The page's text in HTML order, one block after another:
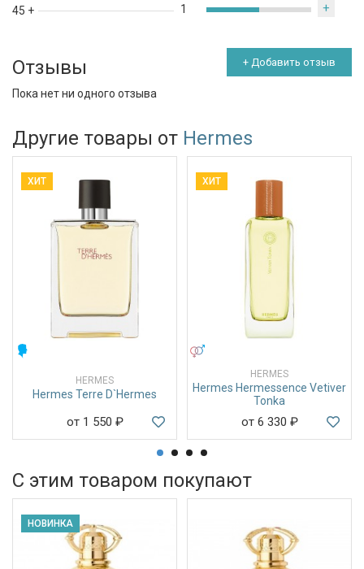
45 +
1 +
Отзывы + Добавить отзыв
Пока нет ни одного отзыва
Другие товары от Hermes
ХИТ
HERMES
Hermes Terre D`Hermes
от 1 550 ₽
ХИТ
HERMES
Hermes Hermessence Vetiver
Tonka
от 6 330 ₽
С этим товаром покупают
НОВИНКА